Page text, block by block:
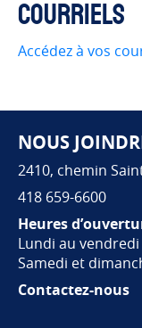
Courriels
Accédez à vos
Pied de page
NOUS
2410, chemin
418 659-6600
Heures
Lundi au
Samedi et
Contactez-nous